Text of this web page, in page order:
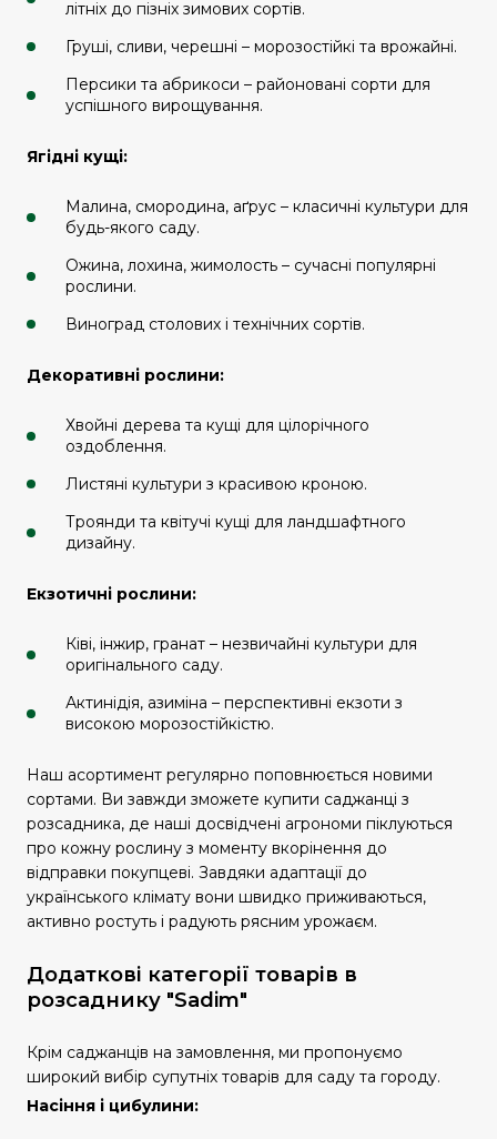
літніх до пізніх зимових сортів.
Груші, сливи, черешні – морозостійкі та врожайні.
Персики та абрикоси – районовані сорти для
успішного вирощування.
Ягідні кущі:
Малина, смородина, аґрус – класичні культури для
будь-якого саду.
Ожина, лохина, жимолость – сучасні популярні
рослини.
Виноград столових і технічних сортів.
Декоративні рослини:
Хвойні дерева та кущі для цілорічного
оздоблення.
Листяні культури з красивою кроною.
Троянди та квітучі кущі для ландшафтного
дизайну.
Екзотичні рослини:
Ківі, інжир, гранат – незвичайні культури для
оригінального саду.
Актинідія, азиміна – перспективні екзоти з
високою морозостійкістю.
Наш асортимент регулярно поповнюється новими
сортами. Ви завжди зможете купити саджанці з
розсадника, де наші досвідчені агрономи піклуються
про кожну рослину з моменту вкорінення до
відправки покупцеві. Завдяки адаптації до
українського клімату вони швидко приживаються,
активно ростуть і радують рясним урожаєм.
Додаткові категорії товарів в
розсаднику "Sadim"
Крім саджанців на замовлення, ми пропонуємо
широкий вибір супутніх товарів для саду та городу.
Насіння і цибулини: